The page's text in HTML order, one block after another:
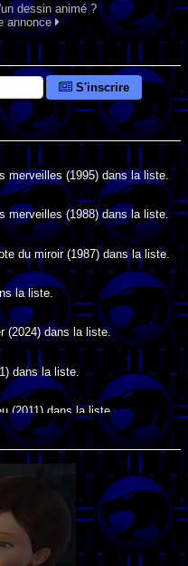
dessin animé ?
annonce
S'inscrire
merveilles (1995) dans la liste.
merveilles (1988) dans la liste.
du miroir (1987) dans la liste.
la liste.
(2024) dans la liste.
dans la liste.
(2011) dans la liste.
(2009) dans la liste.
la liste.
Dame (1996) dans la liste.